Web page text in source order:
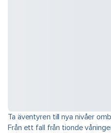
Ta äventyren till nya nivåer
Från ett fall från tionde